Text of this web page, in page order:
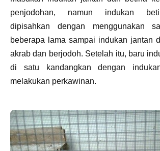
penjodohan, namun indukan
dipisahkan dengan menggunakan
beberapa lama sampai indukan jantan
akrab dan berjodoh. Setelah itu, baru
di satu kandangkan dengan
melakukan perkawinan.